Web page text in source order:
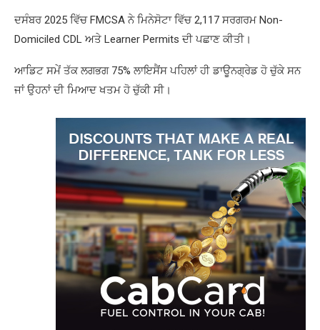
ਦਸੰਬਰ 2025 ਵਿੱਚ FMCSA ਨੇ ਮਿਨੇਸੋਟਾ ਵਿੱਚ 2,117 ਸਰਗਰਮ Non-
Domiciled CDL ਅਤੇ Learner Permits ਦੀ ਪਛਾਣ ਕੀਤੀ।
ਆਡਿਟ ਸਮੇਂ ਤੱਕ ਲਗਭਗ 75% ਲਾਇਸੈਂਸ ਪਹਿਲਾਂ ਹੀ ਡਾਊਨਗ੍ਰੇਡ ਹੋ ਚੁੱਕੇ ਸਨ
ਜਾਂ ਉਹਨਾਂ ਦੀ ਮਿਆਦ ਖਤਮ ਹੋ ਚੁੱਕੀ ਸੀ।